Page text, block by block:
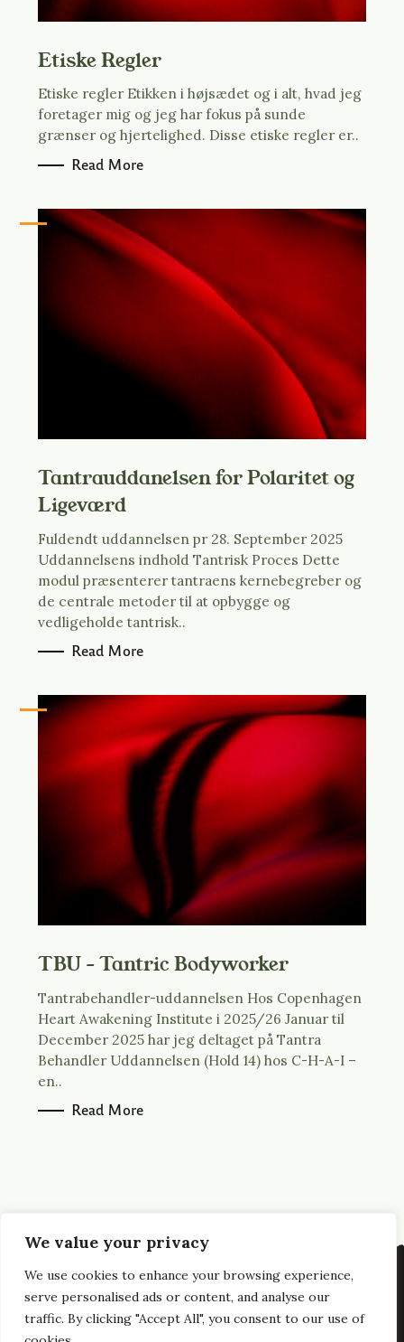
We value your privacy
We use cookies to enhance your browsing experience,
serve personalised ads or content, and analyse our
traffic. By clicking "Accept All", you consent to our use of
Etiske Regler
Etiske regler Etikken i højsædet og i alt, hvad jeg
foretager mig og jeg har fokus på sunde
grænser og hjertelighed. Disse etiske regler er..
Read More
Tantrauddanelsen for Polaritet og
Ligeværd
Fuldendt uddannelsen pr 28. September 2025
Uddannelsens indhold Tantrisk Proces Dette
modul præsenterer tantraens kernebegreber og
de centrale metoder til at opbygge og
vedligeholde tantrisk..
Read More
TBU – Tantric Bodyworker
Tantrabehandler-uddannelsen Hos Copenhagen
Heart Awakening Institute i 2025/26 Januar til
December 2025 har jeg deltaget på Tantra
Behandler Uddannelsen (Hold 14) hos C-H-A-I –
en..
Read More
© 2026 TantricBodyworker.dk. All images © 2026
Jørgen Brandt, Sensual-Art.dk